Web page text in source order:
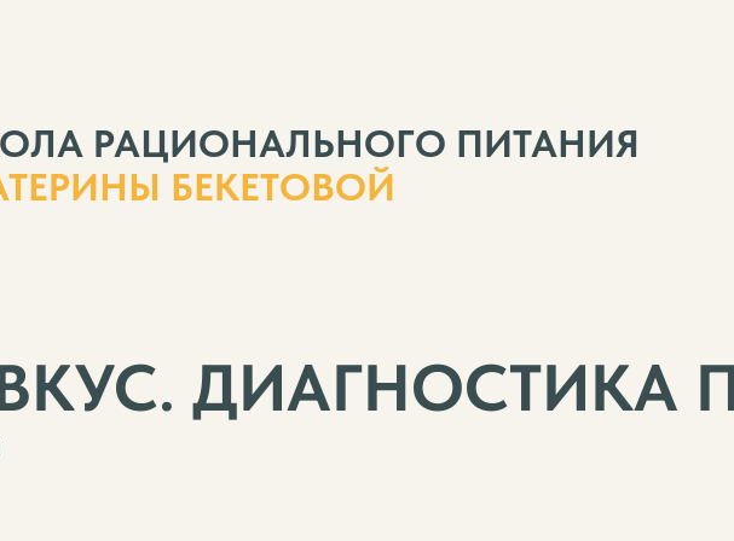
ДИАГНОСТИКА
РАЦИОНАЛЬНОГО ПИТАНИЯ
БЕКЕТОВОЙ